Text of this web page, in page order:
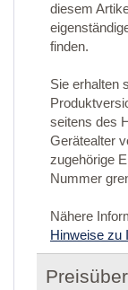
diesem
finden.
Sie erhalten
seitens des
Gerätealter
zugehörige
Nummer
Nähere
Hinweise zu